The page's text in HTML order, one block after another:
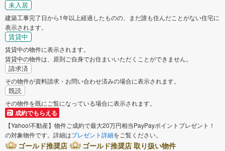
未入居
建築工事完了日から1年以上経過したものの、まだ誰も住んだことがない住宅に
表示されます。
賃貸中
賃貸中の物件に表示されます。
賃貸中の物件は、原則ご自身でお住まいいただくことができません。
請求済
その物件が資料請求・お問い合わせ済みの場合に表示されます。
既読
その物件を既にご覧になっている場合に表示されます。
成約でもらえる
【Yahoo!不動産】物件ご成約で最大20万円相当PayPayポイントプレゼント！
の対象物件です。詳細はプレゼント詳細をご覧ください。
ゴールド推奨店
ゴールド推奨店 取り扱い物件